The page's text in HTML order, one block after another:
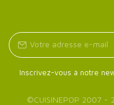
Inscrivez-vous à notre
©CUISINEPOP 2007 -